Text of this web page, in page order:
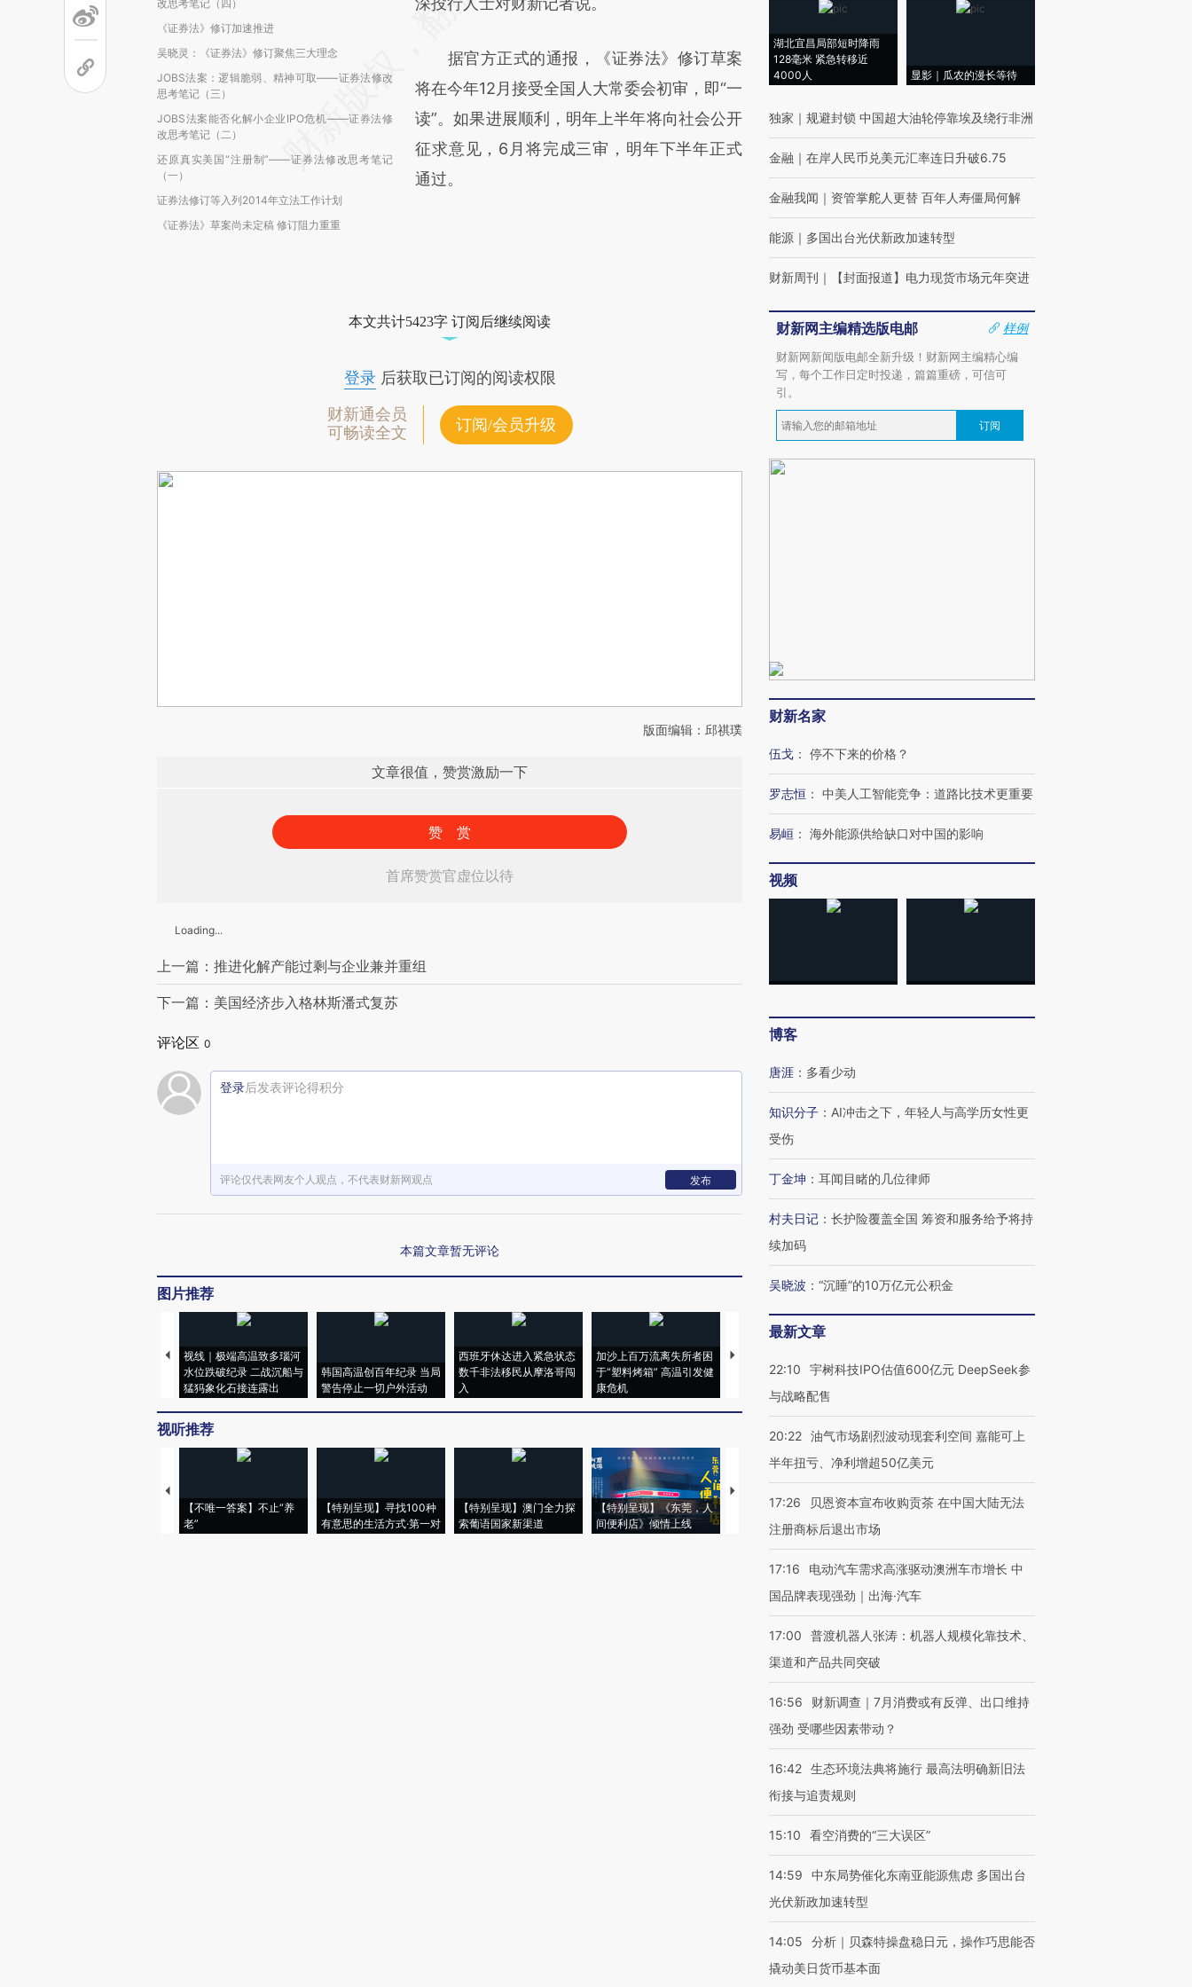
改思考笔记（四）
《证券法》修订加速推进
吴晓灵：《证券法》修订聚焦三大理念
JOBS法案：逻辑脆弱、精神可取——证券法修改
思考笔记（三）
JOBS法案能否化解小企业IPO危机——证券法修
改思考笔记（二）
还原真实美国“注册制”——证券法修改思考笔记
（一）
证券法修订等入列2014年立法工作计划
《证券法》草案尚未定稿 修订阻力重重
据官方正式的通报，《证券法》修订草案
将在今年12月接受全国人大常委会初审，即“一
读”。如果进展顺利，明年上半年将向社会公开
征求意见，6月将完成三审，明年下半年正式
通过。
本文共计5423字 订阅后继续阅读
登录后获取已订阅的阅读权限
财新通会员
可畅读全文
订阅/会员升级
版面编辑：邱祺璞
文章很值，赞赏激励一下
赞 赏
首席赞赏官虚位以待
Loading...
上一篇：推进化解产能过剩与企业兼并重组
下一篇：美国经济步入格林斯潘式复苏
评论区 0
登录后发表评论得积分
评论仅代表网友个人观点，不代表财新网观点 发布
本篇文章暂无评论
图片推荐
视线｜极端高温致多瑙河
水位跌破纪录 二战沉船与
猛犸象化石接连露出
韩国高温创百年纪录 当局
警告停止一切户外活动
西班牙休达进入紧急状态
数千非法移民从摩洛哥闯
入
加沙上百万流离失所者困
于“塑料烤箱” 高温引发健
康危机
视线｜HYROX的吸金
术：是什么让中产们甘
心“花钱找虐”？
粒摇头丸 尿检体内含3种
度Z世代 用街头抗争将教
视听推荐
【不唯一答案】不止“养
老”
【特别呈现】寻找100种
有意思的生活方式·第一对
【特别呈现】澳门全力探
索葡语国家新渠道
【特别呈现】《东莞，人
间便利店》倾情上线
【推广】走进第四届链博
会，让数智科技“链”接产
【特别呈现】寻找100种
有意思的生活方式·第三对
CFO：不靠规模取胜，华
湖北宜昌局部短时降雨
128毫米 紧急转移近
4000人
显影｜瓜农的漫长等待
独家 ｜ 规避封锁 中国超大油轮停靠埃及绕行非洲
金融 ｜ 在岸人民币兑美元汇率连日升破6.75
金融我闻 ｜ 资管掌舵人更替 百年人寿僵局何解
能源 ｜ 多国出台光伏新政加速转型
财新周刊 ｜ 【封面报道】电力现货市场元年突进
财新网主编精选版电邮
样例
财新网新闻版电邮全新升级！财新网主编精心编
写，每个工作日定时投递，篇篇重磅，可信可
引。
订阅
财新名家
伍戈 ： 停不下来的价格？
罗志恒 ： 中美人工智能竞争：道路比技术更重要
易峘 ： 海外能源供给缺口对中国的影响
视频
博客
唐涯 ： 多看少动
知识分子 ： AI冲击之下，年轻人与高学历女性更
受伤
丁金坤 ： 耳闻目睹的几位律师
村夫日记 ： 长护险覆盖全国 筹资和服务给予将持
续加码
吴晓波 ： “沉睡”的10万亿元公积金
最新文章
22:10
宇树科技IPO估值600亿元 DeepSeek参
与战略配售
20:22 油气市场剧烈波动现套利空间 嘉能可上
半年扭亏、净利增超50亿美元
17:26
贝恩资本宣布收购贡茶 在中国大陆无法
注册商标后退出市场
17:16
电动汽车需求高涨驱动澳洲车市增长 中
国品牌表现强劲｜出海·汽车
17:00
普渡机器人张涛：机器人规模化靠技术、
渠道和产品共同突破
16:56
财新调查｜7月消费或有反弹、出口维持
强劲 受哪些因素带动？
16:42 生态环境法典将施行 最高法明确新旧法
衔接与追责规则
15:10 看空消费的“三大误区”
14:59
中东局势催化东南亚能源焦虑 多国出台
光伏新政加速转型
14:05
分析｜贝森特操盘稳日元，操作巧思能否
撬动美日货币基本面